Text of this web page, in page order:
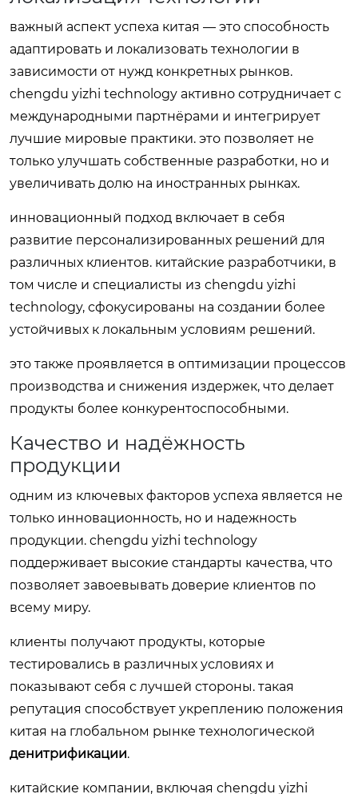
важный аспект успеха китая — это способность
адаптировать и локализовать технологии в
зависимости от нужд конкретных рынков.
chengdu yizhi technology активно сотрудничает с
международными партнёрами и интегрирует
лучшие мировые практики. это позволяет не
только улучшать собственные разработки, но и
увеличивать долю на иностранных рынках.
инновационный подход включает в себя
развитие персонализированных решений для
различных клиентов. китайские разработчики, в
том числе и специалисты из chengdu yizhi
technology, сфокусированы на создании более
устойчивых к локальным условиям решений.
это также проявляется в оптимизации процессов
производства и снижения издержек, что делает
продукты более конкурентоспособными.
Качество и надёжность
продукции
одним из ключевых факторов успеха является не
только инновационность, но и надежность
продукции. chengdu yizhi technology
поддерживает высокие стандарты качества, что
позволяет завоевывать доверие клиентов по
всему миру.
клиенты получают продукты, которые
тестировались в различных условиях и
показывают себя с лучшей стороны. такая
репутация способствует укреплению положения
китая на глобальном рынке технологической
денитрификации.
китайские компании, включая chengdu yizhi